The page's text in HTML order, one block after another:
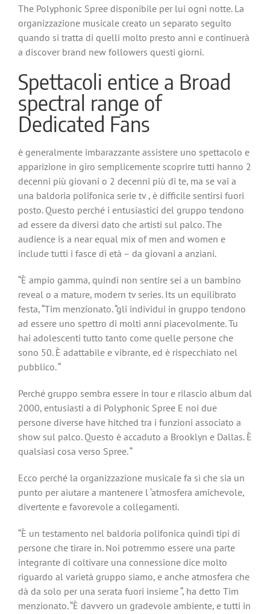
The Polyphonic Spree disponibile per lui ogni notte. La
organizzazione musicale creato un separato seguito
quando si tratta di quelli molto presto anni e continuerà
a discover brand new followers questi giorni.
Spettacoli entice a Broad
spectral range of
Dedicated Fans
è generalmente imbarazzante assistere uno spettacolo e
apparizione in giro semplicemente scoprire tutti hanno 2
decenni più giovani o 2 decenni più di te, ma se vai a
una baldoria polifonica serie tv , è difficile sentirsi fuori
posto. Questo perché i entusiastici del gruppo tendono
ad essere da diversi dato che artisti sul palco. The
audience is a near equal mix of men and women e
include tutti i fasce di età – da giovani a anziani.
“È ampio gamma, quindi non sentire sei a un bambino
reveal o a mature, modern tv series. Its un equilibrato
festa, “Tim menzionato. “gli individui in gruppo tendono
ad essere uno spettro di molti anni piacevolmente. Tu
hai adolescenti tutto tanto come quelle persone che
sono 50. È adattabile e vibrante, ed è rispecchiato nel
pubblico. “
Perché gruppo sembra essere in tour e rilascio album dal
2000, entusiasti a di Polyphonic Spree E noi due
persone diverse have hitched tra i funzioni associato a
show sul palco. Questo è accaduto a Brooklyn e Dallas. È
qualsiasi cosa verso Spree. “
Ecco perché la organizzazione musicale fa sì che sia un
punto per aiutare a mantenere l ‘atmosfera amichevole,
divertente e favorevole a collegamenti.
“È un testamento nel baldoria polifonica quindi tipi di
persone che tirare in. Noi potremmo essere una parte
integrante di coltivare una connessione dice molto
riguardo al varietà gruppo siamo, e anche atmosfera che
dà da solo per una serata fuori insieme “, ha detto Tim
menzionato. “È davvero un gradevole ambiente, e tutti in